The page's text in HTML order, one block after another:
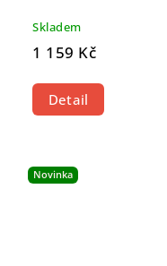
Skladem
1 159 Kč
Detail
Novinka